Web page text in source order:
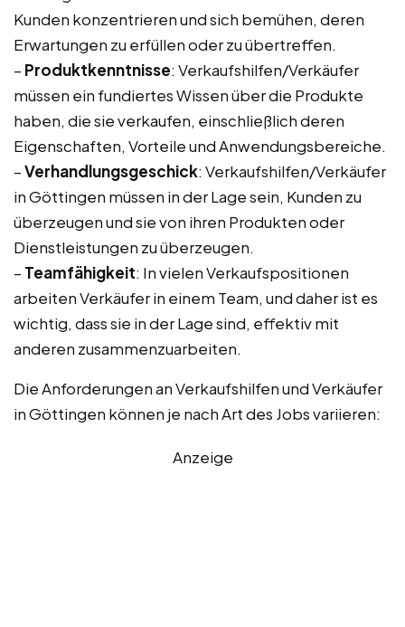
Kunden konzentrieren und sich bemühen, deren
Erwartungen zu erfüllen oder zu übertreffen.
– Produktkenntnisse: Verkaufshilfen/Verkäufer
müssen ein fundiertes Wissen über die Produkte
haben, die sie verkaufen, einschließlich deren
Eigenschaften, Vorteile und Anwendungsbereiche.
–Verhandlungsgeschick: Verkaufshilfen/Verkäufer
in Göttingen müssen in der Lage sein, Kunden zu
überzeugen und sie von ihren Produkten oder
Dienstleistungen zu überzeugen.
– Teamfähigkeit: In vielen Verkaufspositionen
arbeiten Verkäufer in einem Team, und daher ist es
wichtig, dass sie in der Lage sind, effektiv mit
anderen zusammenzuarbeiten.
Die Anforderungen an Verkaufshilfen und Verkäufer
in Göttingen können je nach Art des Jobs variieren:
Anzeige